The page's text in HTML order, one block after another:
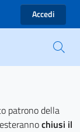
Accedi
patrono della
chiusi il